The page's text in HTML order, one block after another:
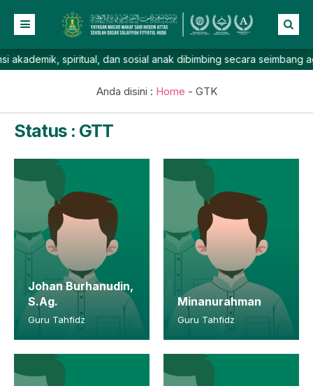
Beranda
Berita
Lainnya
spiritual, dan sosial anak dibimbing secara seimbang
Anda disini : Home - GTK
Status : GTT
Johan Burhanudin,
S.Ag.
Guru Tahfidz
Minanurahman
Guru Tahfidz